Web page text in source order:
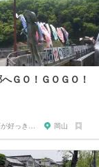
ＧＯ！ＧＯＧＯ！
関西が好っきゃねん 岡山